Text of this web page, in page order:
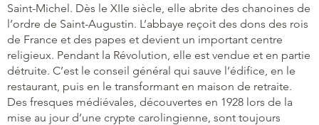
Saint-Michel. Dès le XIIe siècle, elle abrite des chanoines de
l’ordre de Saint-Augustin. L’abbaye reçoit des dons des rois
de France et des papes et devient un important centre
religieux. Pendant la Révolution, elle est vendue et en partie
détruite. C’est le conseil général qui sauve l’édifice, en le
restaurant, puis en le transformant en maison de retraite.
Des fresques médiévales, découvertes en 1928 lors de la
mise au jour d’une crypte carolingienne, sont toujours